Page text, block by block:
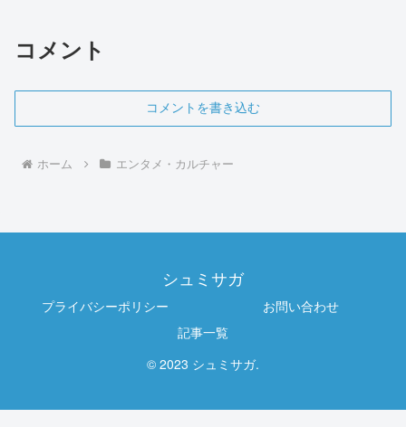
コメント
コメントを書き込む
ホーム エンタメ・カルチャー
シュミサガ
プライバシーポリシー
お問い合わせ
記事一覧
© 2023 シュミサガ.